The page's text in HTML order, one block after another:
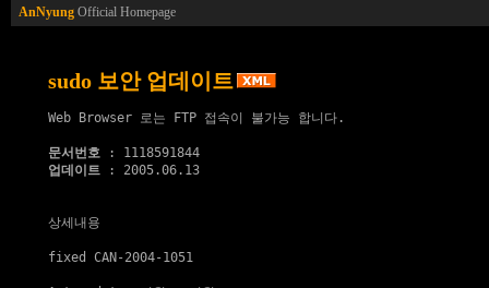
AnNyung Official Homepage
sudo 보안 업데이트
Web Browser 로는 FTP 접속이 불가능 합니다.
문서번호
업데이트 : 2005.06.13
상세내용
fixed CAN-2004-1051